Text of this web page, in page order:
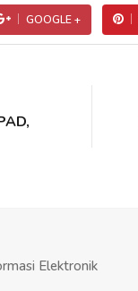
GOOGLE +
Elektronik